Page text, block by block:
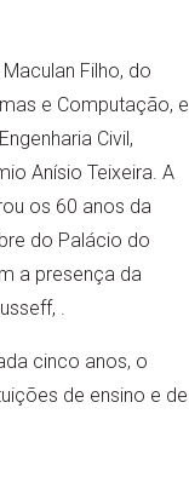
Filho, do
e Computação, e
Civil,
Anísio Teixeira. A
os 60 anos da
do Palácio do
a presença da
.
cinco anos, o
de ensino e de